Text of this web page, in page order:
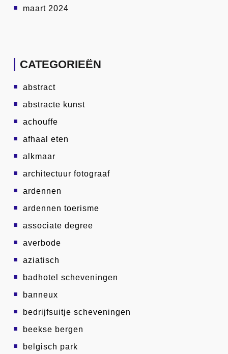
maart 2024
CATEGORIEËN
abstract
abstracte kunst
achouffe
afhaal eten
alkmaar
architectuur fotograaf
ardennen
ardennen toerisme
associate degree
averbode
aziatisch
badhotel scheveningen
banneux
bedrijfsuitje scheveningen
beekse bergen
belgisch park